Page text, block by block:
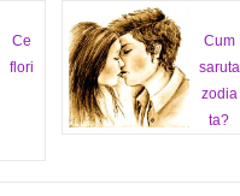
Ce
flori
Cum
saruta
zodia
ta?